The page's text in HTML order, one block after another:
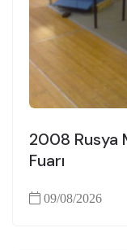
2008 Rusya
Fuarı
09/08/2026